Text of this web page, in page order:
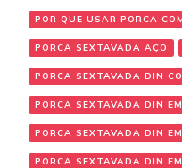
POR QUE USAR PORCA
PORCA SEXTAVADA AÇO
PORCA SEXTAVADA DIN
PORCA SEXTAVADA DIN
PORCA SEXTAVADA DIN
PORCA SEXTAVADA DIN